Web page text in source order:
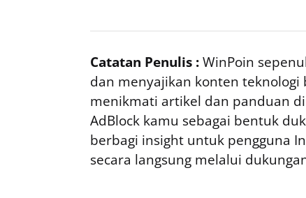
Catatan Penulis :WinPoin
dan menyajikan konten
menikmati artikel dan panduan
AdBlock kamu sebagai bentuk
berbagi insight untuk pengguna
secara langsung melalui